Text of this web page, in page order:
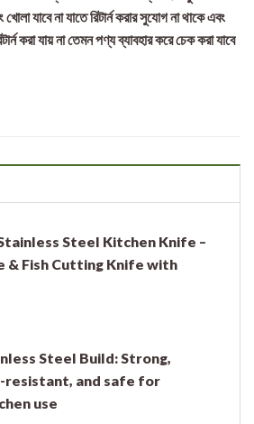
যাবে না যাতে রিটার্ন করার সুযোগ না থাকে এবং
করা যায় না তেমন পণ্য ব্যাবহার করে চেক করা যাবে
Steel Kitchen Knife –
& Fish Cutting Knife with
Steel Build:Strong,
resistant, and safe for
use